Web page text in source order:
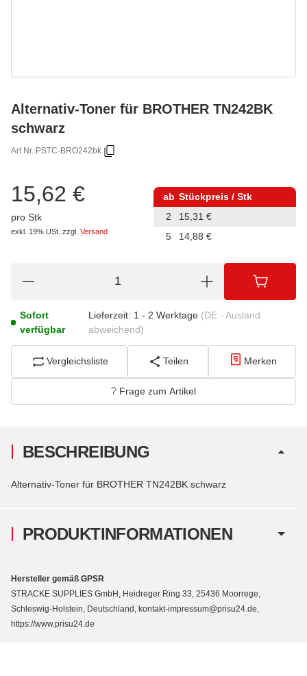
Alternativ-Toner für BROTHER TN242BK
schwarz
Art.Nr.:PSTC-BRO242bk
15,62 €
pro Stk
exkl. 19% USt. zzgl. Versand
ab Stückpreis / Stk
2
15,31 €
5
14,88 €
Sofort
verfügbar
Lieferzeit: 1 - 2 Werktage (DE - Ausland
abweichend)
Vergleichsliste Teilen Merken
Frage zum Artikel
PRODUKTINFORMATIONEN
BESCHREIBUNG
Alternativ-Toner für BROTHER TN242BK schwarz
Hersteller gemäß GPSR
STRACKE SUPPLIES GmbH, Heidreger Ring 33, 25436 Moorrege,
Schleswig-Holstein, Deutschland, kontakt-impressum@prisu24.de,
https://www.prisu24.de